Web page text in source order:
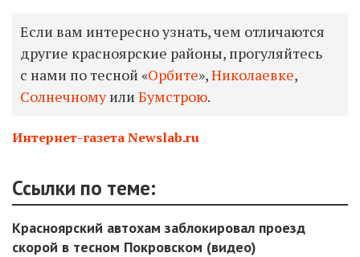
Если вам интересно узнать, чем отличаются
другие красноярские районы, прогуляйтесь
с нами по тесной «Орбите»,Николаевке,
Солнечномуили Бумстрою.
Интернет-газета Newslab.ru
Ссылки по теме:
Красноярский автохам заблокировал проезд
скорой в тесном Покровском (видео)